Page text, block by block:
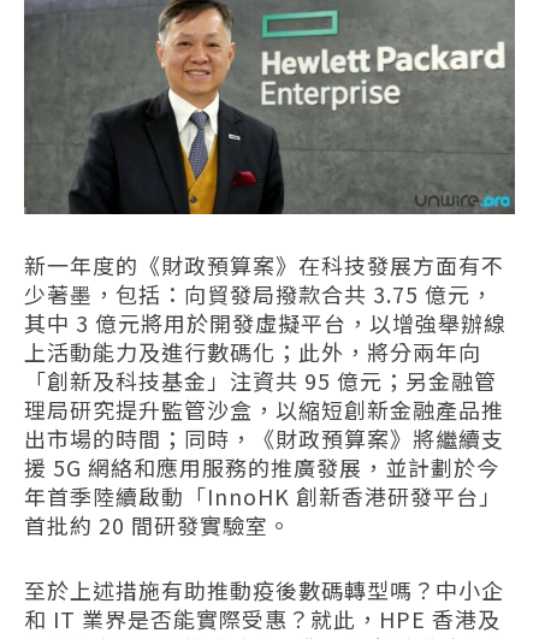
新一年度的《財政預算案》在科技發展方面有不
少著墨，包括：向貿發局撥款合共 3.75 億元，
其中 3 億元將用於開發虛擬平台，以增強舉辦線
上活動能力及進行數碼化；此外，將分兩年向
「創新及科技基金」注資共 95 億元；另金融管
理局研究提升監管沙盒，以縮短創新金融產品推
出市場的時間；同時，《財政預算案》將繼續支
援 5G 網絡和應用服務的推廣發展，並計劃於今
年首季陸續啟動「InnoHK 創新香港研發平台」
首批約 20 間研發實驗室。
至於上述措施有助推動疫後數碼轉型嗎？中小企
和 IT 業界是否能實際受惠？就此，HPE 香港及